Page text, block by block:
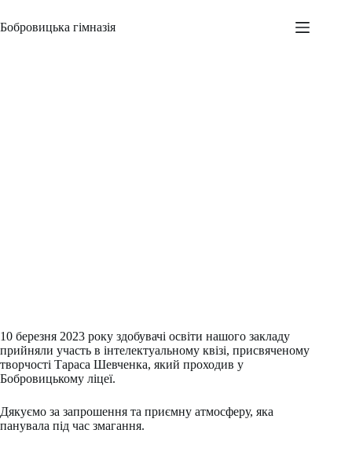
до
вмісту
Бобровицька гімназія
10 березня 2023 року здобувачі освіти нашого закладу
прийняли участь в інтелектуальному квізі, присвяченому
творчості Тараса Шевченка, який проходив у
Бобровицькому ліцеї.
Дякуємо за запрошення та приємну атмосферу, яка
панувала під час змагання.